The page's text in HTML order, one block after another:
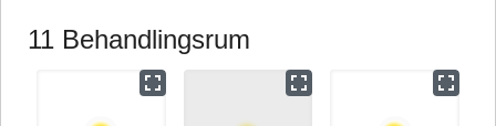
11 Behandlingsrum